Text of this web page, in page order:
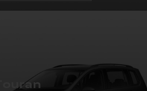
Touran